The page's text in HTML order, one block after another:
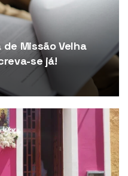
Missão Velha
se já!